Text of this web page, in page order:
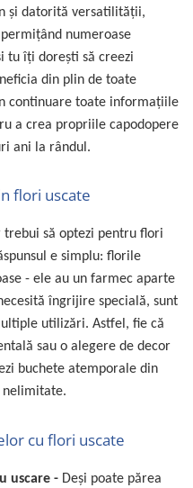
şi datorită versatilităţii,
numeroase
tu îţi doreşti să creezi
din plin de toate
continuare toate informaţiile
a crea propriile capodopere
ani la rândul.
flori uscate
să optezi pentru flori
e simplu: florile
- ele au un farmec aparte
îngrijire specială, sunt
utilizări. Astfel, fie că
sau o alegere de decor
buchete atemporale din
cu flori uscate
uscare - Deşi poate părea